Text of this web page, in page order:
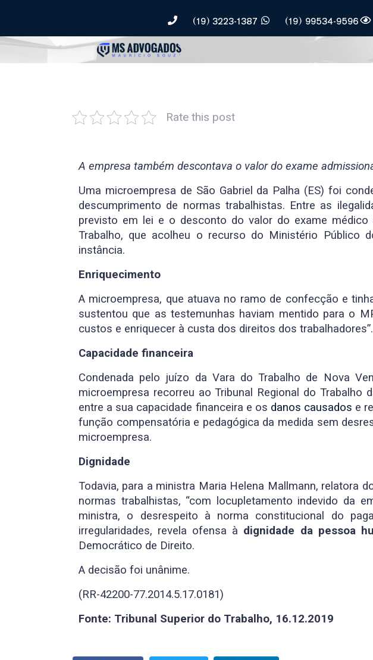
(19) 3223-1387 (19) 99534-9596
Rate this post
A empresa também descontava o valor do exame
Uma microempresa de São Gabriel da Palha (ES) foi
descumprimento de normas trabalhistas. Entre as
previsto em lei e o desconto do valor do exame médico
Trabalho, que acolheu o recurso do Ministério Público
instância.
Enriquecimento
A microempresa, que atuava no ramo de confecção e
sustentou que as testemunhas haviam mentido para o
custos e enriquecer à custa dos direitos dos trabalhadores”.
Capacidade financeira
Condenada pelo juízo da Vara do Trabalho de Nova
microempresa recorreu ao Tribunal Regional do
entre a sua capacidade financeira e os danos causados e
função compensatória e pedagógica da medida sem
microempresa.
Dignidade
Todavia, para a ministra Maria Helena Mallmann, relatora
normas trabalhistas, “com locupletamento indevido da
ministra, o desrespeito à norma constitucional do
irregularidades, revela ofensa à dignidade da pessoa
Democrático de Direito.
A decisão foi unânime.
(RR-42200-77.2014.5.17.0181)
Fonte: Tribunal Superior do Trabalho, 16.12.2019